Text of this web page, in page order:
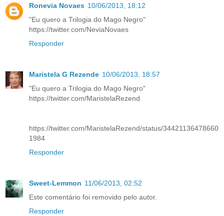
Ronevia Novaes 10/06/2013, 18:12
"Eu quero a Trilogia do Mago Negro"
https://twitter.com/NeviaNovaes
Responder
Maristela G Rezende 10/06/2013, 18:57
"Eu quero a Trilogia do Mago Negro"
https://twitter.com/MaristelaRezend
https://twitter.com/MaristelaRezend/status/34421136478660
1984
Responder
Sweet-Lemmon 11/06/2013, 02:52
Este comentário foi removido pelo autor.
Responder